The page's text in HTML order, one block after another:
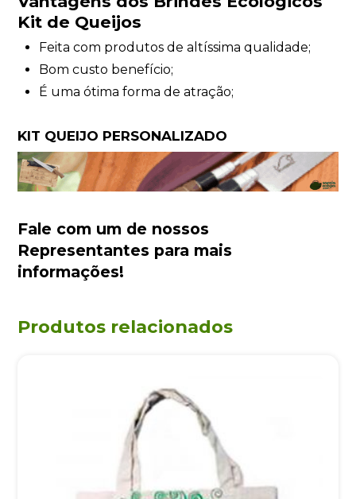
Kit de Queijos
Feita com produtos de altíssima qualidade;
Bom custo benefício;
É uma ótima forma de atração;
KIT QUEIJO PERSONALIZADO
Fale com um de nossos
Representantes para mais
informações!
Produtos relacionados